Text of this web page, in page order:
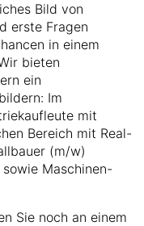
Bild von
erste Fragen
in einem
bieten
ein
Im
mit
Bereich mit Real-
(m/w)
Maschinen-
Sie noch an einem